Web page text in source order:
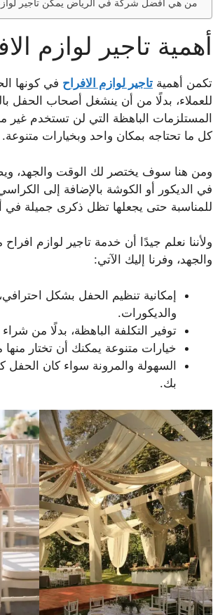
من هي أفضل شركة في الرياض يمكن تأجير
أهمية تاجير لوازم
تكمن أهمية تاجير لوازم الافراح في كونها
للعملاء، بدلًا من أن ينشغل أصحاب الحفل
المستلزمات الباهظة التي لن تستخدم غير
كل ما تحتاجه بمكان واحد وبخيارات متنوعة.
ومن هنا سوف يختصر لك الوقت والجهد،
في الديكور أو الكوشة بالإضافة إلى
للمناسبة حتى يجعلها تظل ذكرى جميلة
ولأننا نعلم جيدًا أن خدمة تاجير لوازم
والجهد، وفرنا إليك الآتي:
إمكانية تنظيم الحفل بشكل
والديكورات.
توفير التكلفة الباهظة، بدلًا من
خيارات متنوعة يمكنك أن تختار
السهولة والمرونة سواء كان
بك.